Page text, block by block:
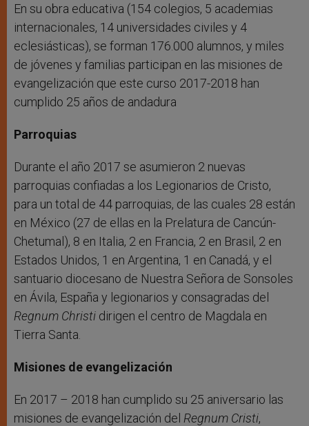
En su obra educativa (154 colegios, 5 academias
internacionales, 14 universidades civiles y 4
eclesiásticas), se forman 176.000 alumnos, y miles
de jóvenes y familias participan en las misiones de
evangelización que este curso 2017-2018 han
cumplido 25 años de andadura
Parroquias
Durante el año 2017 se asumieron 2 nuevas
parroquias confiadas a los Legionarios de Cristo,
para un total de 44 parroquias, de las cuales 28 están
en México (27 de ellas en la Prelatura de Cancún-
Chetumal), 8 en Italia, 2 en Francia, 2 en Brasil, 2 en
Estados Unidos, 1 en Argentina, 1 en Canadá, y el
santuario diocesano de Nuestra Señora de Sonsoles
en Ávila, España y legionarios y consagradas del
Regnum Christi dirigen el centro de Magdala en
Tierra Santa.
Misiones de evangelización
En 2017 – 2018 han cumplido su 25 aniversario las
misiones de evangelización del Regnum Cristi,